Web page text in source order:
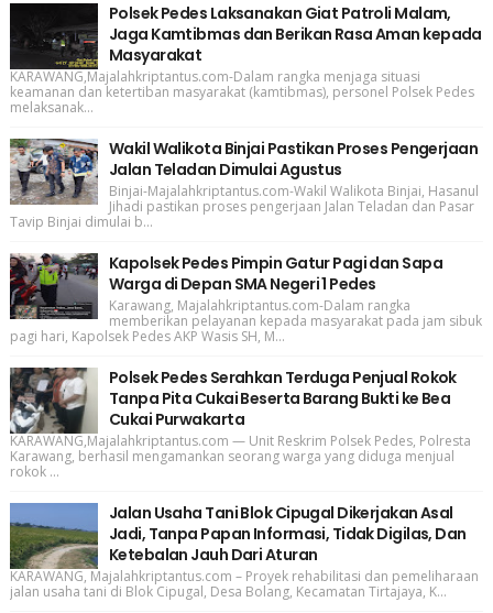
Polsek Pedes Laksanakan Giat Patroli Malam,
Jaga Kamtibmas dan Berikan Rasa Aman kepada
Masyarakat
KARAWANG,Majalahkriptantus.com-Dalam rangka menjaga situasi
keamanan dan ketertiban masyarakat (kamtibmas), personel Polsek Pedes
melaksanak...
Wakil Walikota Binjai Pastikan Proses Pengerjaan
Jalan Teladan Dimulai Agustus
Binjai-Majalahkriptantus.com-Wakil Walikota Binjai, Hasanul
Jihadi pastikan proses pengerjaan Jalan Teladan dan Pasar
Tavip Binjai dimulai b...
Kapolsek Pedes Pimpin Gatur Pagi dan Sapa
Warga di Depan SMA Negeri 1 Pedes
Karawang, Majalahkriptantus.com-Dalam rangka
memberikan pelayanan kepada masyarakat pada jam sibuk
pagi hari, Kapolsek Pedes AKP Wasis SH, M...
Polsek Pedes Serahkan Terduga Penjual Rokok
Tanpa Pita Cukai Beserta Barang Bukti ke Bea
Cukai Purwakarta
KARAWANG,Majalahkriptantus.com — Unit Reskrim Polsek Pedes, Polresta
Karawang, berhasil mengamankan seorang warga yang diduga menjual
rokok ...
Jalan Usaha Tani Blok Cipugal Dikerjakan Asal
Jadi, Tanpa Papan Informasi, Tidak Digilas, Dan
Ketebalan Jauh Dari Aturan
KARAWANG, Majalahkriptantus.com – Proyek rehabilitasi dan pemeliharaan
jalan usaha tani di Blok Cipugal, Desa Bolang, Kecamatan Tirtajaya, K...